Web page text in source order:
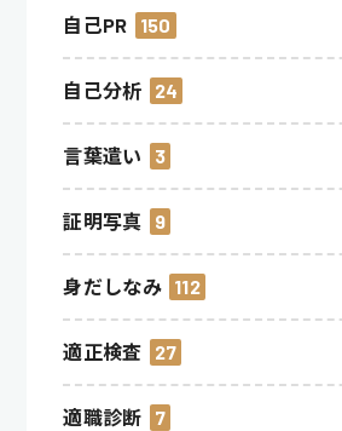
自己PR 150
自己分析 24
言葉遣い 3
証明写真 9
身だしなみ 112
適正検査 27
適職診断 7